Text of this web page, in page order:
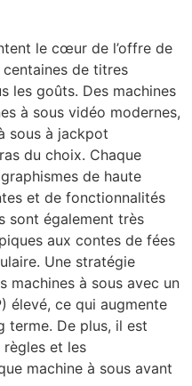
le cœur de l’offre de
centaines de titres
les goûts. Des machines
à sous vidéo modernes,
sous à jackpot
du choix. Chaque
de haute
et de fonctionnalités
sont également très
aux contes de fées
Une stratégie
machines à sous avec un
élevé, ce qui augmente
terme. De plus, il est
et les
machine à sous avant